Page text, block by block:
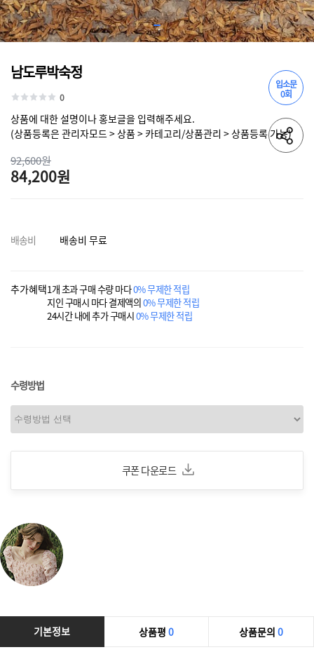
입소문
0회
남도루박숙정
0
상품에 대한 설명이나 홍보글을 입력해주세요.
(상품등록은 관리자모드 > 상품 > 카테고리/상품관리 > 상품등록 가능)
92,600원
84,200원
배송비 배송비 무료
추가혜택1개 초과 구매 수량 마다0% 무제한 적립
지인 구매시 마다 결제액의0% 무제한 적립
24시간 내에 추가 구매시0% 무제한 적립
수령방법
쿠폰 다운로드
기본정보 상품평 0 상품문의 0